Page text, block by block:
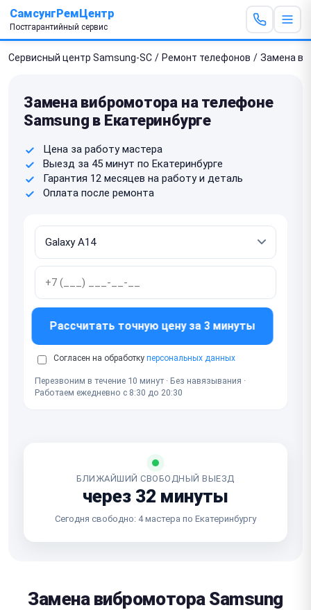
СамсунгРемЦентр
Постгарантийный сервис
Сервисный центр Samsung-SC / Ремонт телефонов / Замена
Замена вибромотора на телефоне
Samsung в Екатеринбурге
Цена за работу мастера
Выезд за 45 минут по Екатеринбурге
Гарантия 12 месяцев на работу и деталь
Оплата после ремонта
Рассчитать точную цену за 3 минуты
Согласен на обработку персональных данных
Перезвоним в течение 10 минут · Без навязывания ·
Работаем ежедневно с 8:30 до 20:30
БЛИЖАЙШИЙ СВОБОДНЫЙ ВЫЕЗД
через 32 минуты
Сегодня свободно: 4 мастера по Екатеринбургу
Замена вибромотора Samsung